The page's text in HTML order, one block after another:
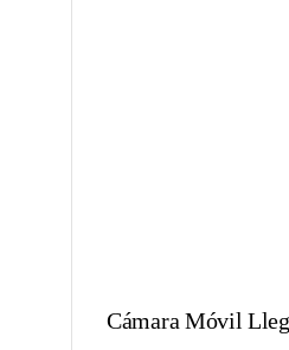
Cámara Móvil